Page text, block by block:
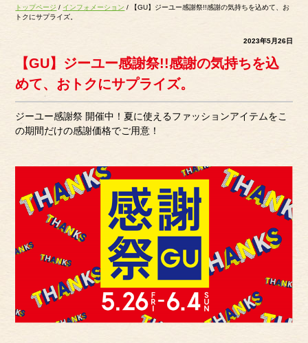
トップページ / インフォメーション / 【GU】ジーユー感謝祭!!感謝の気持ちを込めて、お
トクにサプライズ。
2023年5月26日
【GU】ジーユー感謝祭!!感謝の気持ちを込
めて、おトクにサプライズ。
ジーユー感謝祭 開催中！夏に使えるファッションアイテムをこ
の期間だけの感謝価格でご用意！